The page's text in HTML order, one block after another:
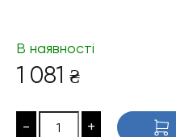
В наявності
1 081 ₴
- +